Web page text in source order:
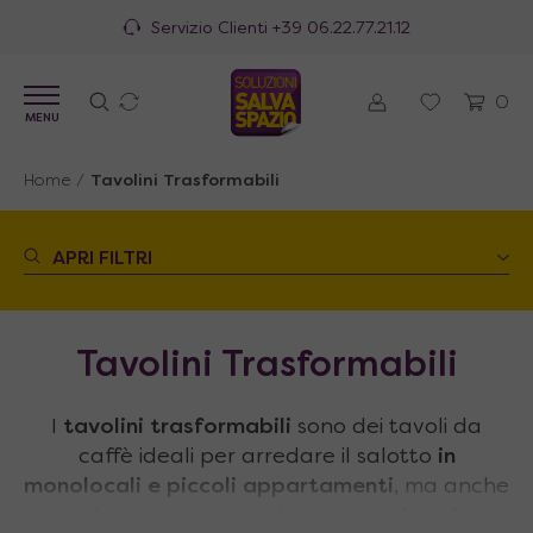
100% Made in Italy
0
MENU
Home / Tavolini Trasformabili
APRI FILTRI
Tavolini Trasformabili
tavolini trasformabili sono dei tavoli da
caffè ideali per arredare il salotto in
monolocali e piccoli appartamenti
, ma anche